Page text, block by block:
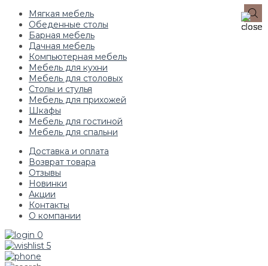
Мягкая мебель
Обеденные столы
Барная мебель
Дачная мебель
Компьютерная мебель
Мебель для кухни
Мебель для столовых
Столы и стулья
Мебель для прихожей
Шкафы
Мебель для гостиной
Мебель для спальни
Доставка и оплата
Возврат товара
Отзывы
Новинки
Акции
Контакты
О компании
0
5